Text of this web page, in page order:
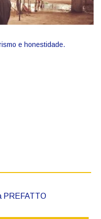
e honestidade.
PREFATTO